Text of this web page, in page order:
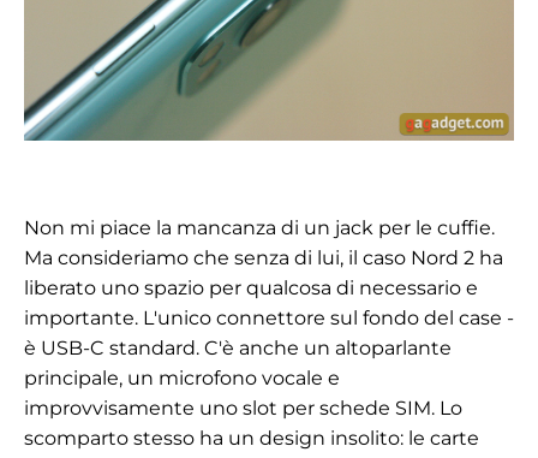
Non mi piace la mancanza di un jack per le cuffie.
Ma consideriamo che senza di lui, il caso Nord 2 ha
liberato uno spazio per qualcosa di necessario e
importante. L'unico connettore sul fondo del case -
è USB-C standard. C'è anche un altoparlante
principale, un microfono vocale e
improvvisamente uno slot per schede SIM. Lo
scomparto stesso ha un design insolito: le carte